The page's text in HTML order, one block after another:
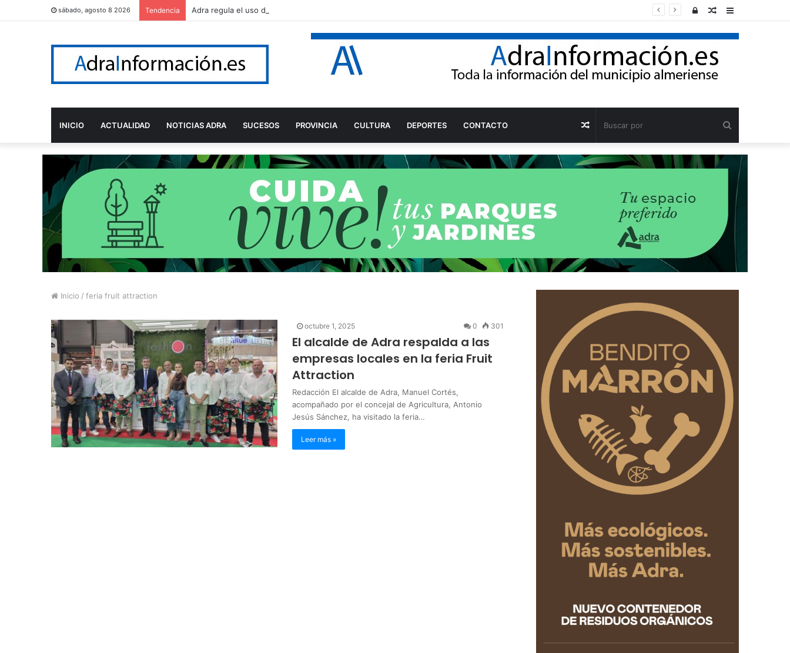
sábado, agosto 8 2026 Tendencia Adra regula el uso del Cerro de Montecristo para garantizar su conservación Barra
Publicación
azar
Acceso
INICIO ACTUALIDAD NOTICIAS ADRA SUCESOS PROVINCIA CULTURA DEPORTES CONTACTO
por
Publicación
al
Inicio / feria fruit attraction
octubre 1, 2025 0 301
El alcalde de Adra respalda a las
empresas locales en la feria Fruit
Attraction
Redacción El alcalde de Adra, Manuel Cortés,
acompañado por el concejal de Agricultura, Antonio
Jesús Sánchez, ha visitado la feria…
Leer más »